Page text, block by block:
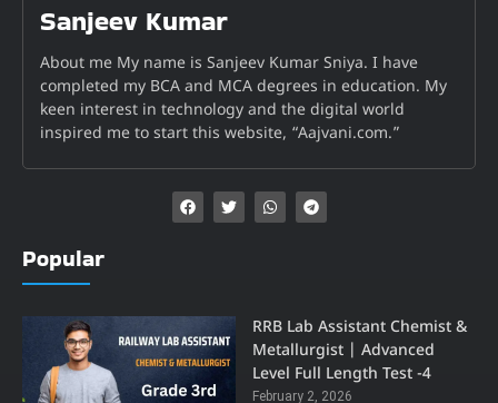
Sanjeev Kumar
About me My name is Sanjeev Kumar Sniya. I have
completed my BCA and MCA degrees in education. My
keen interest in technology and the digital world
inspired me to start this website, “Aajvani.com.”
Popular
RRB Lab Assistant Chemist &
Metallurgist | Advanced
Level Full Length Test -4
February 2, 2026